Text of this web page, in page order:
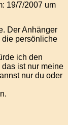
19/7/2007 um
Der Anhänger
die persönliche
ich den
ist nur meine
nur du oder